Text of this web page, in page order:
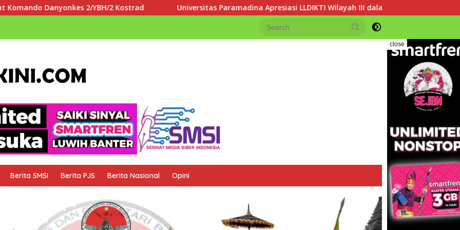
Universitas Paramadina Apresiasi LLDIKTI Wilayah III dalam Memperjuangkan Eksistensi Perguruan Tinggi
close
Berita SMSI Berita PJS Berita Nasional Opini